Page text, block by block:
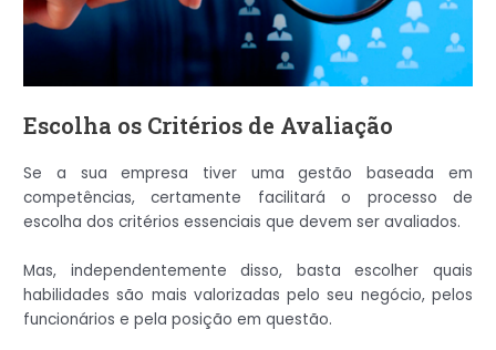
Escolha os Critérios de Avaliação
Se a sua empresa tiver uma gestão baseada em
competências, certamente facilitará o processo de
escolha dos critérios essenciais que devem ser avaliados.
Mas, independentemente disso, basta escolher quais
habilidades são mais valorizadas pelo seu negócio, pelos
funcionários e pela posição em questão.